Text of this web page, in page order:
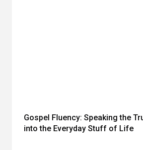
Gospel Fluency: Speaking the
into the Everyday Stuff of Life